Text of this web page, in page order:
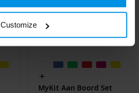
Customize
MyKit Aan Boord Set